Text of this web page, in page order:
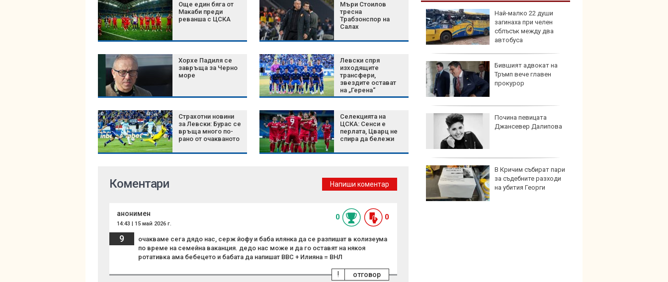
Още един бяга от
Макаби преди
реванша с ЦСКА
Мъри Стоилов
тресна
Трабзонспор на
Салах
Хорхе Падиля се
завръща за Черно
море
Левски спря
изходящите
трансфери,
звездите остават
на „Герена“
Страхотни новини
за Левски: Бурас се
връща много по-
рано от очакваното
Селекцията на
ЦСКА: Сенси е
перлата, Цварц не
спира да бележи
Борисов: България
има огромен
потенциал за дрон
системи
Иран постави нови
условия за
отварянето на
Ормузкия проток
Най-малко 22-ма
загинали при
катастрофа между
два автобуса в Нигер
(ВИДЕО)
години от атомната
бомбардировка
Най-малко 22 души
загинаха при челен
сблъсък между два
автобуса
Бившият адвокат на
Тръмп вече главен
прокурор
Почина певицата
Джансевер Далипова
В Кричим събират пари
за съдебните разходи
на убития Георги
Коментари Напиши коментар
анонимен
14:43 | 15 май 2026 г.
0 0
9
очакваме сега дядо нас, серж йофу и баба илянка да се разпишат в колизеума
по време на семейна ваканция. дедо нас може и да го оставят на някоя
ротативка ама бебецето и бабата да напишат BBC + Илияна = ВНЛ
отговор
!